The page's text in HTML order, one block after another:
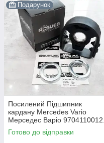
Подарунок
Посилений Підшипник
кардану Mercedes Vario
Мерседес Варіо 9704110012.
Acsuss КОРЕЯ!
Готово до відправки